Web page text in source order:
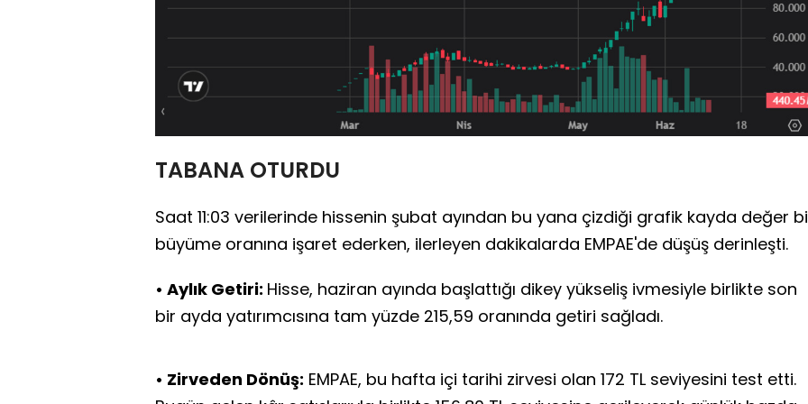
TABANA OTURDU
Saat 11:03 verilerinde hissenin şubat ayından bu yana çizdiği grafik kayda değer
büyüme oranına işaret ederken, ilerleyen dakikalarda EMPAE'de düşüş derinleşti.
• Aylık Getiri: Hisse, haziran ayında başlattığı dikey yükseliş ivmesiyle birlikte son
bir ayda yatırımcısına tam yüzde 215,59 oranında getiri sağladı.
• Zirveden Dönüş: EMPAE, bu hafta içi tarihi zirvesi olan 172 TL seviyesini test etti.